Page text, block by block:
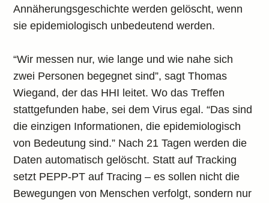
Annäherungsgeschichte werden gelöscht, wenn
sie epidemiologisch unbedeutend werden.
“Wir messen nur, wie lange und wie nahe sich
zwei Personen begegnet sind”, sagt Thomas
Wiegand, der das HHI leitet. Wo das Treffen
stattgefunden habe, sei dem Virus egal. “Das sind
die einzigen Informationen, die epidemiologisch
von Bedeutung sind.” Nach 21 Tagen werden die
Daten automatisch gelöscht. Statt auf Tracking
setzt PEPP-PT auf Tracing – es sollen nicht die
Bewegungen von Menschen verfolgt, sondern nur